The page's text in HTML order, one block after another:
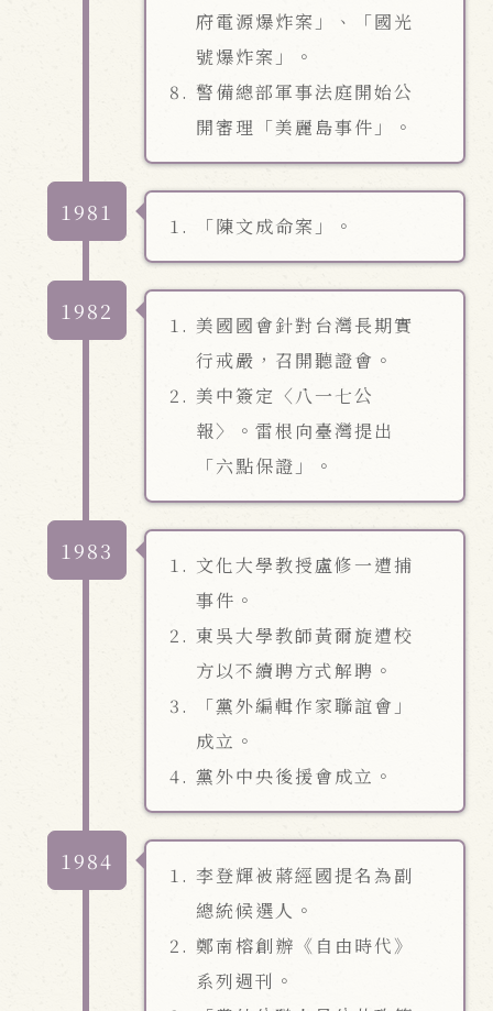
府電源爆炸案」、「國光
號爆炸案」。
警備總部軍事法庭開始公
開審理「美麗島事件」。
1981
「陳文成命案」。
1982
美國國會針對台灣長期實
行戒嚴，召開聽證會。
美中簽定〈八一七公
報〉。雷根向臺灣提出
「六點保證」。
1983
文化大學教授盧修一遭捕
事件。
東吳大學教師黃爾旋遭校
方以不續聘方式解聘。
「黨外編輯作家聯誼會」
成立。
黨外中央後援會成立。
1984
李登輝被蔣經國提名為副
總統候選人。
鄭南榕創辦《自由時代》
系列週刊。